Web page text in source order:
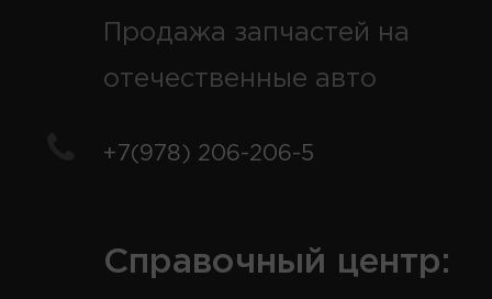
Продажа запчастей на
отечественные авто
+7(978) 206-206-5
Справочный центр: